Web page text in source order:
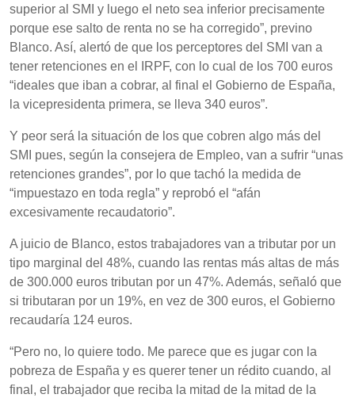
superior al SMI y luego el neto sea inferior precisamente
porque ese salto de renta no se ha corregido”, previno
Blanco. Así, alertó de que los perceptores del SMI van a
tener retenciones en el IRPF, con lo cual de los 700 euros
“ideales que iban a cobrar, al final el Gobierno de España,
la vicepresidenta primera, se lleva 340 euros”.
Y peor será la situación de los que cobren algo más del
SMI pues, según la consejera de Empleo, van a sufrir “unas
retenciones grandes”, por lo que tachó la medida de
“impuestazo en toda regla” y reprobó el “afán
excesivamente recaudatorio”.
A juicio de Blanco, estos trabajadores van a tributar por un
tipo marginal del 48%, cuando las rentas más altas de más
de 300.000 euros tributan por un 47%. Además, señaló que
si tributaran por un 19%, en vez de 300 euros, el Gobierno
recaudaría 124 euros.
“Pero no, lo quiere todo. Me parece que es jugar con la
pobreza de España y es querer tener un rédito cuando, al
final, el trabajador que reciba la mitad de la mitad de la